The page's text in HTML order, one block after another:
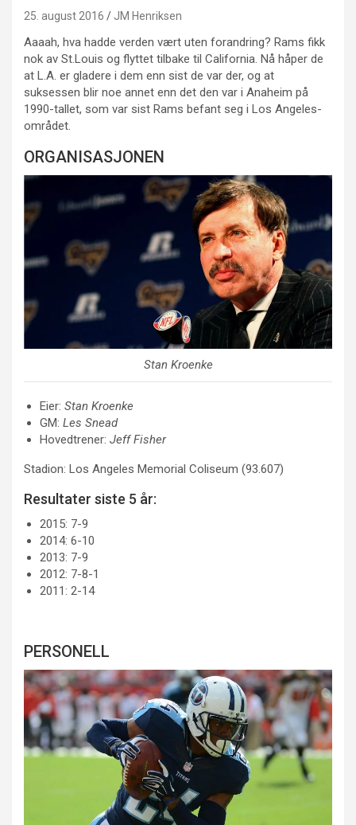
25. august 2016 JM Henriksen
Aaaah, hva hadde verden vært uten forandring? Rams fikk
nok av St.Louis og flyttet tilbake til California. Nå håper de
at L.A. er gladere i dem enn sist de var der, og at
suksessen blir noe annet enn det den var i Anaheim på
1990-tallet, som var sist Rams befant seg i Los Angeles-
området.
ORGANISASJONEN
Stan Kroenke
Eier: Stan Kroenke
GM: Les Snead
Hovedtrener: Jeff Fisher
Stadion: Los Angeles Memorial Coliseum (93.607)
Resultater siste 5 år:
2015: 7-9
2014: 6-10
2013: 7-9
2012: 7-8-1
2011: 2-14
PERSONELL